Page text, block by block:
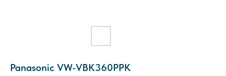
Panasonic VW-VBK360PPK